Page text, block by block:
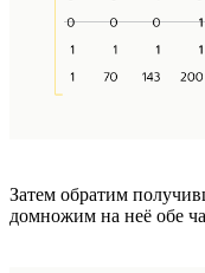
Затем обратим
домножим на неё обе